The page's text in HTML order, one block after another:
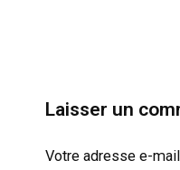
Laisser un
Votre adresse e-